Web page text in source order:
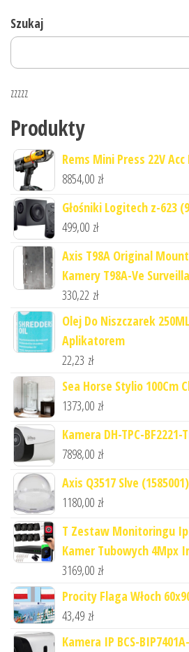
Szukaj
zzzzz
Produkty
Rems Mini Press 22V Acc
8854,00 zł
Głośniki Logitech z-623
499,00 zł
Axis T98A Original
Kamery T98A-Ve
330,22 zł
Olej Do Niszczarek
Aplikatorem
22,23 zł
Sea Horse Stylio 100Cm
1373,00 zł
Kamera DH-TPC-BF2221-
7898,00 zł
Axis Q3517 Slve (1585001)
1180,00 zł
T Zestaw Monitoringu
Kamer Tubowych 4Mpx
3169,00 zł
Procity Flaga Włoch
43,49 zł
Kamera IP BCS-